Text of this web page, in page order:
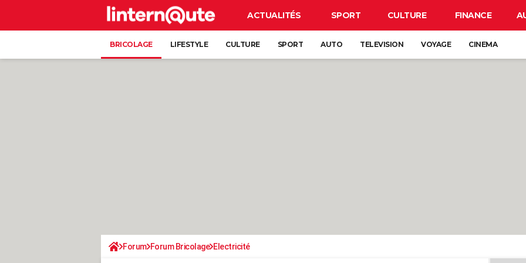
ACTUALITÉS SPORT CULTURE FINANCE
BRICOLAGE LIFESTYLE CULTURE SPORT AUTO TELEVISION VOYAGE CINEMA
Forum Forum Bricolage Electricité